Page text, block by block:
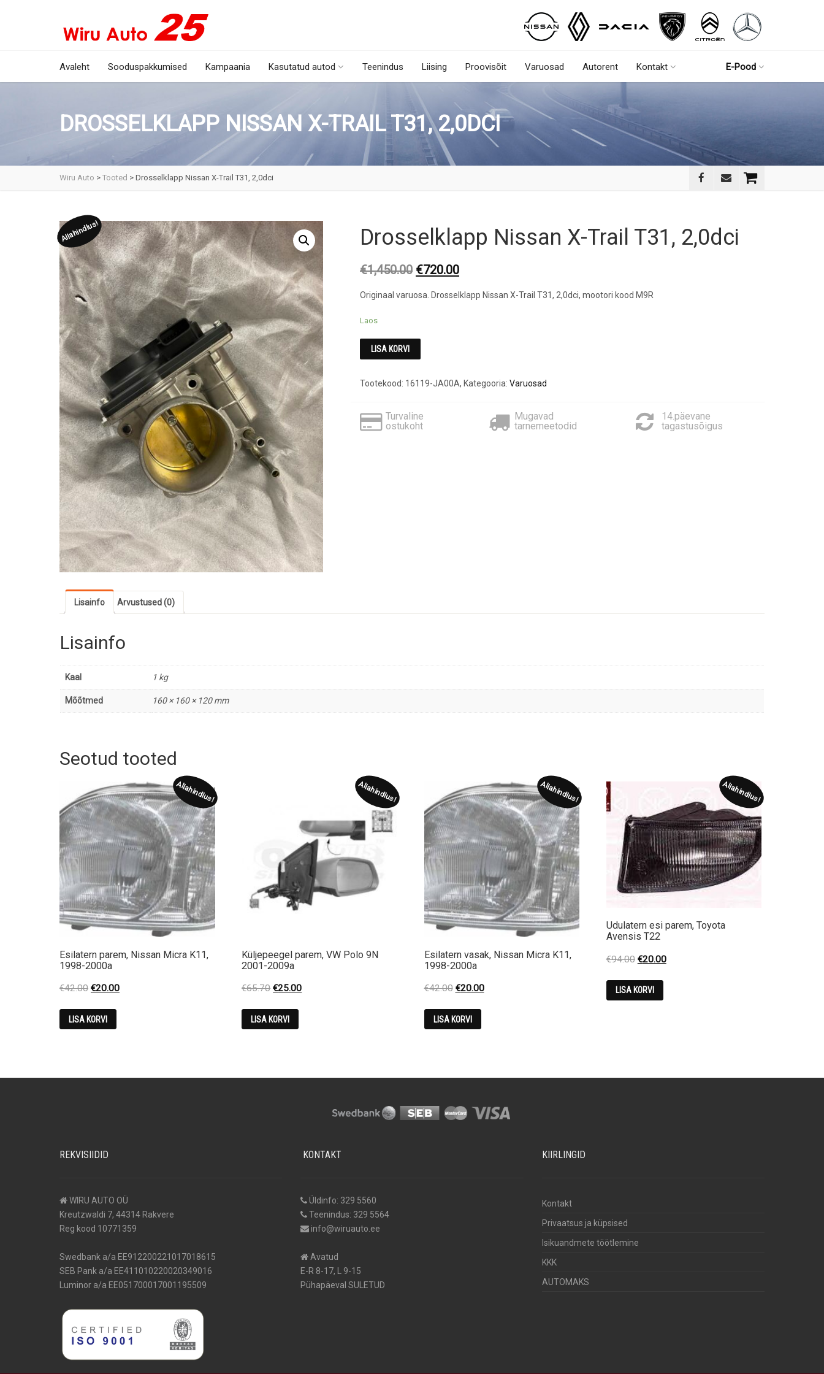
Avaleht Sooduspakkumised Kampaania Kasutatud autod Teenindus Liising Proovisõit Varuosad Autorent Kontakt E-Pood
DROSSELKLAPP NISSAN X-TRAIL T31, 2,0DCI
Wiru Auto > Tooted > Drosselklapp Nissan X-Trail T31, 2,0dci
Allahindlus! Drosselklapp Nissan X-Trail T31, 2,0dci
€1,450.00 Original
was:
€720.00Current
is:
Originaal varuosa. Drosselklapp Nissan X-Trail T31, 2,0dci, mootori kood M9R
Laos
LISA KORVI
Tootekood: 16119-JA00A, Kategooria: Varuosad
Turvaline
ostukoht
Mugavad
tarnemeetodid
14.päevane
tagastusõigus
Lisainfo Arvustused (0)
Lisainfo
Kaal 1 kg
Mõõtmed 160 × 160 × 120 mm
Seotud tooted
Allahindlus!
Esilatern parem, Nissan Micra K11,
1998-2000a
€42.00 Original
was:
€42.00.
€20.00Current
LISA KORVI
Allahindlus!
Küljepeegel parem, VW Polo 9N
2001-2009a
€65.70 Original
was:
€65.70.
€25.00Current
LISA KORVI
Allahindlus!
Esilatern vasak, Nissan Micra K11,
1998-2000a
€42.00 Original
was:
€42.00.
€20.00Current
LISA KORVI
Allahindlus!
Udulatern esi parem, Toyota
Avensis T22
€94.00 Original
was:
€94.00.
€20.00Current
LISA KORVI
REKVISIIDID
WIRU AUTO OÜ
Kreutzwaldi 7, 44314 Rakvere
Reg kood 10771359
Swedbank a/a EE912200221017018615
SEB Pank a/a EE411010220020349016
Luminor a/a EE051700017001195509
KONTAKT
Üldinfo: 329 5560
Teenindus: 329 5564
info@wiruauto.ee
Avatud
E-R 8-17, L 9-15
Pühapäeval SULETUD
KIIRLINGID
Kontakt
Privaatsus ja küpsised
Isikuandmete töötlemine
KKK
AUTOMAKS